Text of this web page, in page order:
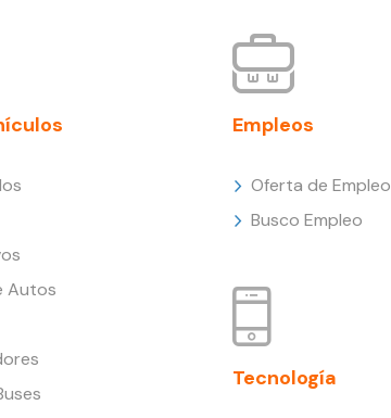
Autos
Empleos
Oferta de Empleo
Busco Empleo
Tecnología